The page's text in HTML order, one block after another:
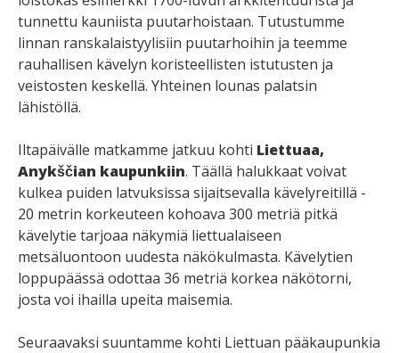
tunnettu kauniista puutarhoistaan. Tutustumme
linnan ranskalaistyylisiin puutarhoihin ja teemme
rauhallisen kävelyn koristeellisten istutusten ja
veistosten keskellä. Yhteinen lounas palatsin
lähistöllä.
Iltapäivälle matkamme jatkuu kohti Liettuaa,
Anykščian kaupunkiin. Täällä halukkaat voivat
kulkea puiden latvuksissa sijaitsevalla kävelyreitillä -
20 metrin korkeuteen kohoava 300 metriä pitkä
kävelytie tarjoaa näkymiä liettualaiseen
metsäluontoon uudesta näkökulmasta. Kävelytien
loppupäässä odottaa 36 metriä korkea näkötorni,
josta voi ihailla upeita maisemia.
Seuraavaksi suuntamme kohti Liettuan pääkaupunkia